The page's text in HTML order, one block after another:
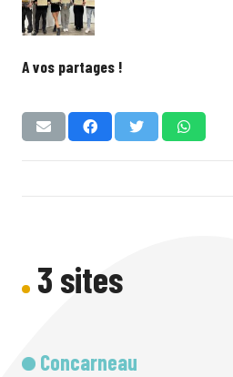
A vos partages !
3 sites
Concarneau